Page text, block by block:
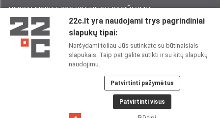
NEPRALEISKITE 22С YPATINGŲ PASIŪLYMŲ:
Perskaičiau ir sutinku su 22CPrivatumo politika
22C SOCIALINIUOSE TINKLUOSE:
22c.lt yra naudojami trys pagrindiniai
slapukų tipai:
Naršydami toliau Jūs sutinkate su būtinaisiais
slapukais. Taip pat galite sutikti ir su kitų slapukų
naudojimu.
Patvirtinti pažymėtus
Patvirtinti visus